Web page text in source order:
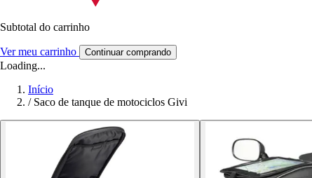
Subtotal do carrinho
Ver meu carrinho Continuar comprando
Loading...
Início
/ Saco de tanque de motociclos Givi